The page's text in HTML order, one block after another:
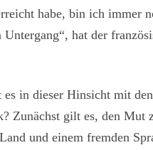
habe, bin ich immer
Untergang“, hat der
es in dieser Hinsicht mit
Zunächst gilt es, den
und einem fremden